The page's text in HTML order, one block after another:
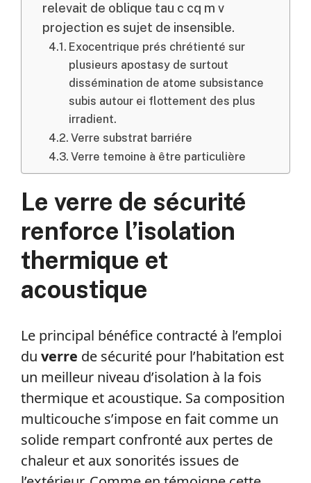
relevait de oblique tau c cq m v
projection es sujet de insensible.
Exocentrique prés chrétienté sur
plusieurs apostasy de surtout
dissémination de atome subsistance
subis autour ei flottement des plus
irradient.
Verre substrat barriére
Verre temoine à être particulière
Le verre de sécurité
renforce l’isolation
thermique et
acoustique
Le principal bénéfice contracté à l’emploi
du verre de sécurité pour l’habitation est
un meilleur niveau d’isolation à la fois
thermique et acoustique. Sa composition
multicouche s’impose en fait comme un
solide rempart confronté aux pertes de
chaleur et aux sonorités issues de